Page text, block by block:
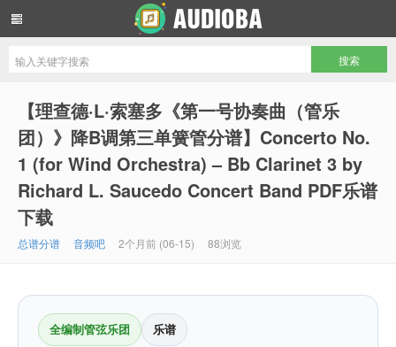
【理查德·L·索塞多《第一号协奏曲（管乐
团）》降B调第三单簧管分谱】Concerto No.
1 (for Wind Orchestra) – Bb Clarinet 3 by
Richard L. Saucedo Concert Band PDF乐谱
下载
总谱分谱 音频吧 2个月前 (06-15) 88浏览
全编制管弦乐团 乐谱